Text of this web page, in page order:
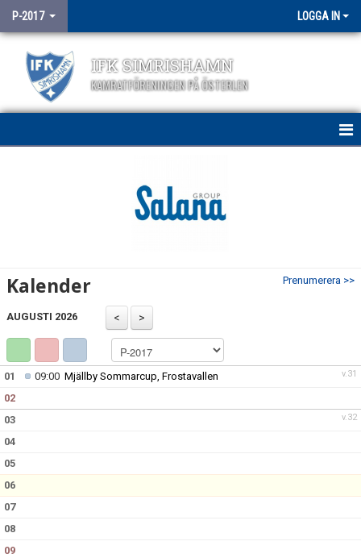
P-2017 LOGGA IN
IFK SIMRISHAMN
KAMRATFÖRENINGEN PÅ ÖSTERLEN
BILDGALLERI
DOKUMENT
KONTAKT
Prenumerera >>
Kalender
AUGUSTI 2026
v.31
01 09:00 Mjällby Sommarcup, Frostavallen
02
v.32
03
04
05
06
07
08
09